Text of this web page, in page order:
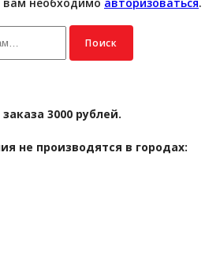
Поиск
3000 рублей.
не производятся в городах: